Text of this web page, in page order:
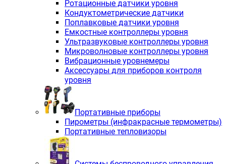
Ротационные датчики уровня
Кондуктометрические датчики
Поплавковые датчики уровня
Емкостные контроллеры уровня
Ультразвуковые контроллеры уровня
Микроволновые контроллеры уровня
Вибрационные уровнемеры
Аксессуары для приборов контроля
уровня
Портативные приборы
Пирометры (инфракрасные термометры)
Портативные тепловизоры